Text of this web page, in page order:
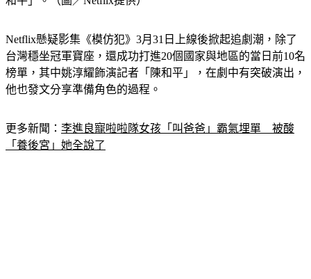
Netflix懸疑影集《模仿犯》3月31日上線後掀起追劇潮，除了
台灣穩坐冠軍寶座，還成功打進20個國家與地區的當日前10名
榜單，其中姚淳耀飾演記者「陳和平」，在劇中有突破演出，
他也發文分享準備角色的過程。
更多新聞： 李進良寵啦啦隊女孩「叫爸爸」霸氣埋單　被酸
「養後宮」她全說了